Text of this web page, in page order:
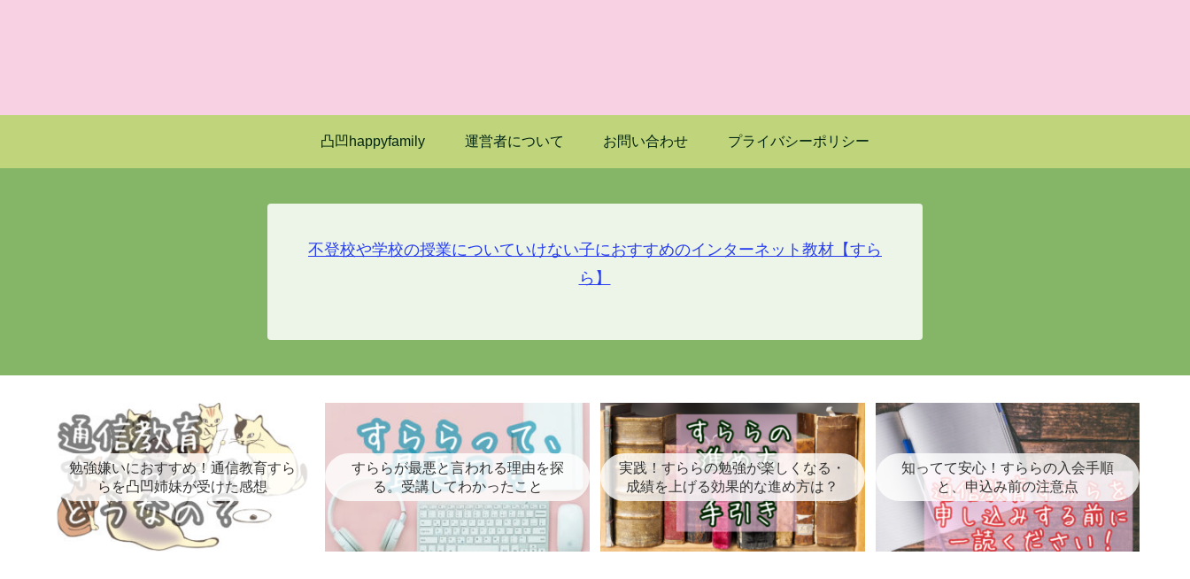
凸凹happyfamily 運営者について お問い合わせ プライバシーポリシー
不登校や学校の授業についていけない子におすすめのインターネット教材【すら
ら】
勉強嫌いにおすすめ！通信教育すら
らを凸凹姉妹が受けた感想
すららが最悪と言われる理由を探
る。受講してわかったこと
実践！すららの勉強が楽しくなる・
成績を上げる効果的な進め方は？
知ってて安心！すららの入会手順
と、申込み前の注意点